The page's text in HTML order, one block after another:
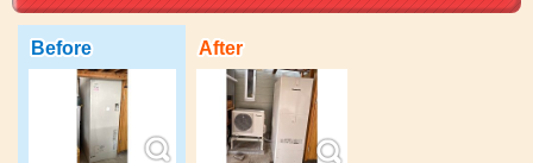
Before After